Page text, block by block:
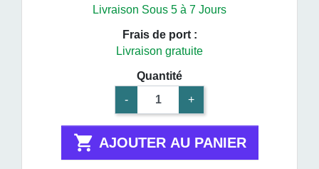
Livraison Sous 5 à 7 Jours
Frais de port :
Livraison gratuite
Quantité
-
+
 AJOUTER AU PANIER